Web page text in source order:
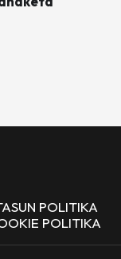
POLITIKA
POLITIKA